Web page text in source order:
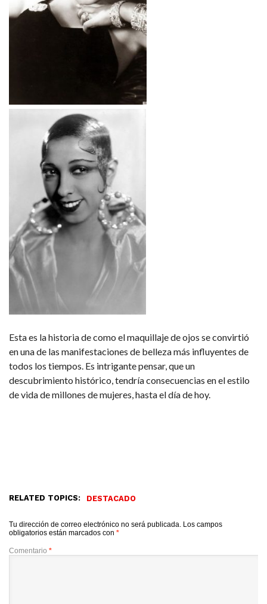
Esta es la historia de como el maquillaje de ojos se convirtió
en una de las manifestaciones de belleza más influyentes de
todos los tiempos. Es intrigante pensar, que un
descubrimiento histórico, tendría consecuencias en el estilo
de vida de millones de mujeres, hasta el día de hoy.
RELATED TOPICS: DESTACADO
Tu dirección de correo electrónico no será publicada. Los campos
obligatorios están marcados con *
Comentario *